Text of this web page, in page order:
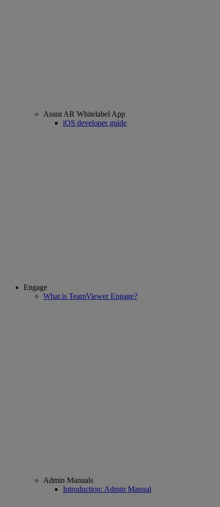
Assist AR Whitelabel App
iOS developer guide
Engage
What is TeamViewer Engage?
Admin Manuals
Introduction: Admin Manual